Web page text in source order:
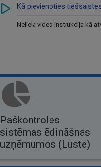
Kā pievienoties
Neliela video instrukcija-kā
Paškontroles
sistēmas ēdināšnas
uzņēmumos (Luste)